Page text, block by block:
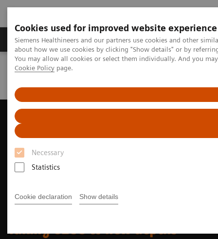
Cookies used for improved website experience
Siemens Healthineers and our partners use cookies and other
about how we use cookies by clicking "Show details" or by
You may allow all cookies or select them individually. And you
Cookie Policy page.
Necessary
Statistics
Cookie declaration Show details
Zobrazovací technika Laboratorní diagnostika
Home Zobrazovací technika
Taking CEUS to new depths